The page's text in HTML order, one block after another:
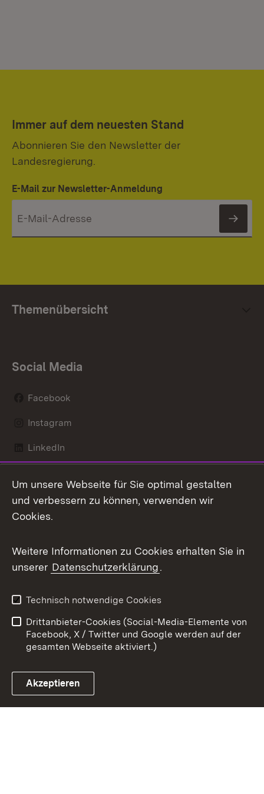
Immer auf dem neuesten Stand
Abonnieren Sie den Newsletter der
Landesregierung.
E-Mail zur Newsletter-Anmeldung
Themenübersicht
Social Media
Facebook
Instagram
LinkedIn
X / Twitter
Youtube
Link zum Landesportal
Kontakt
Datenschutz
Barrierefreiheit
Impressum
Cookies
Um unsere Webseite für Sie optimal gestalten
und verbessern zu können, verwenden wir
Cookies.
Weitere Informationen zu Cookies erhalten Sie in
unserer Datenschutzerklärung.
Technisch notwendige Cookies
Drittanbieter-Cookies (Social-Media-Elemente von
Facebook, X / Twitter und Google werden auf der
gesamten Webseite aktiviert.)
Akzeptieren